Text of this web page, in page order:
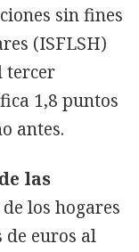
sin fines
(ISFLSH)
tercer
1,8 puntos
antes.
las
los hogares
de euros al